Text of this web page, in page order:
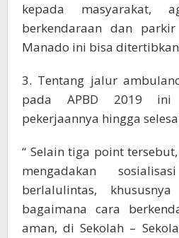
kepada masyarakat,
berkendaraan dan
Manado ini bisa
3. Tentang jalur
pada APBD 2019 ini
pekerjaannya hingga
“ Selain tiga point
mengadakan
berlalulintas,
bagaimana cara
aman, di Sekolah –